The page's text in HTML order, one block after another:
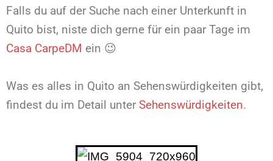
Falls du auf der Suche nach einer Unterkunft in
Quito bist, niste dich gerne für ein paar Tage im
Casa CarpeDM ein 😉
Was es alles in Quito an Sehenswürdigkeiten gibt,
findest du im Detail unter Sehenswürdigkeiten.